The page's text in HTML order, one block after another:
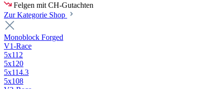
Felgen mit CH-Gutachten
Zur Kategorie Shop
Monoblock Forged
V1-Race
5x112
5x120
5x114.3
5x108